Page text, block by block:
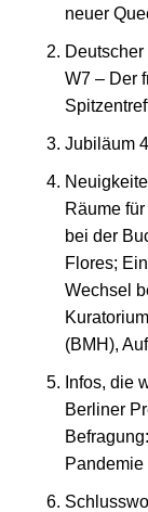
neuer
W7 – Der
Jubiläum
Räume
bei der
Flores;
Wechsel
(BMH),
Infos, die
Berliner